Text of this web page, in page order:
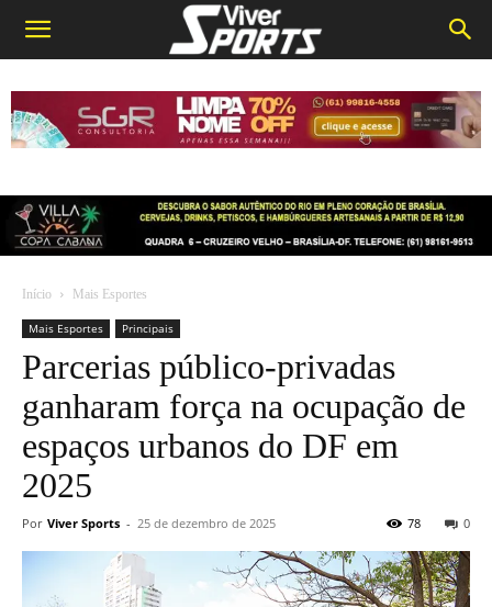
Início Mais Esportes
Mais Esportes Principais
Parcerias público-privadas
ganharam força na ocupação de
espaços urbanos do DF em
2025
Por Viver Sports - 25 de dezembro de 2025 0
78